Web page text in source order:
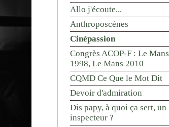
Allo j'écoute...
Anthroposcènes
Cinépassion
Congrès ACOP-F : Le Mans
1998, Le Mans 2010
CQMD Ce Que le Mot Dit
Devoir d'admiration
Dis papy, à quoi ça sert, un
inspecteur ?